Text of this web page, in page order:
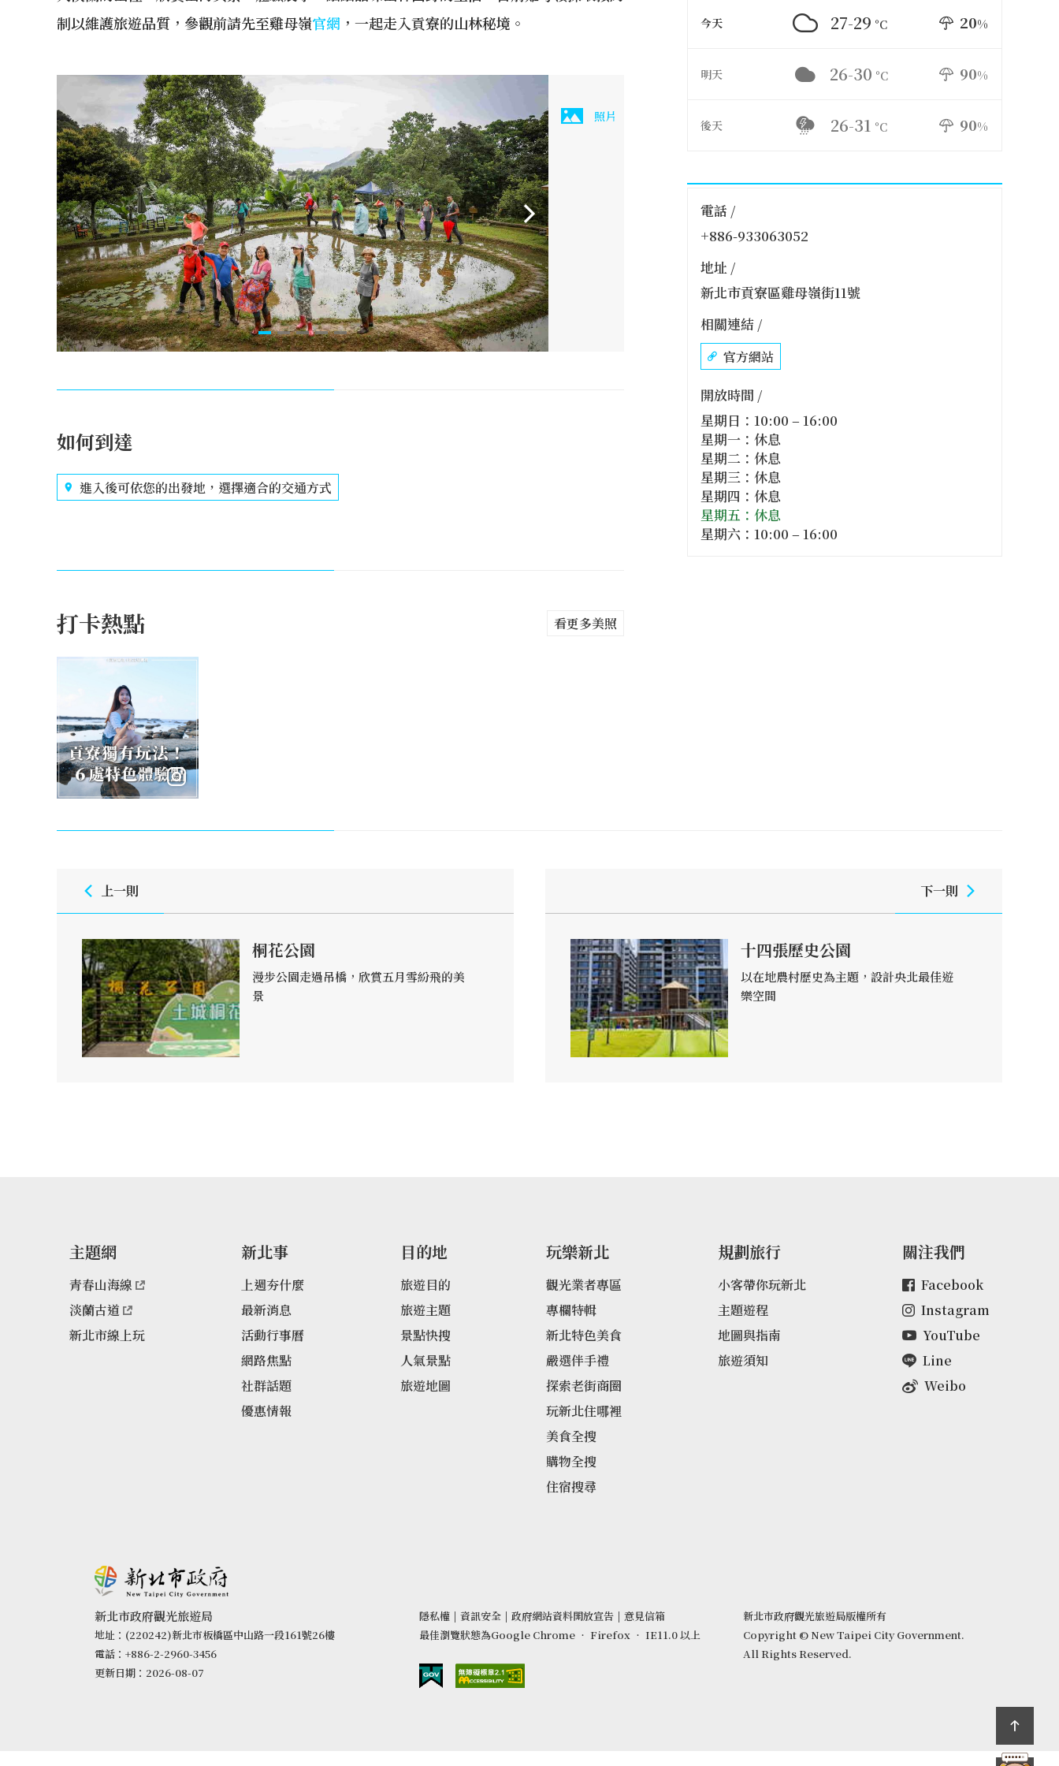
制以維護旅遊品質，參觀前請先至雞母嶺官網 ，一起走入貢寮的山林秘境。
照片
如何到達
進入後可依您的出發地，選擇適合的交通方式
打卡熱點 看更多美照
今天 27-29 °C 20%
明天 26-30 °C 90%
後天 26-31 °C 90%
電話 /
+886-933063052
地址 /
新北市貢寮區雞母嶺街11號
相關連結 /
官方網站
開放時間 /
星期日：10:00 – 16:00
星期一：休息
星期二：休息
星期三：休息
星期四：休息
星期五：休息
星期六：10:00 – 16:00
上一則
桐花公園
漫步公園走過吊橋，欣賞五月雪紛飛的美
景
下一則
十四張歷史公園
以在地農村歷史為主題，設計央北最佳遊
樂空間
主題網
青春山海線
淡蘭古道
新北市線上玩
新北事
上週夯什麼
最新消息
活動行事曆
網路焦點
社群話題
優惠情報
目的地
旅遊目的
旅遊主題
景點快搜
人氣景點
旅遊地圖
玩樂新北
觀光業者專區
專欄特輯
新北特色美食
嚴選伴手禮
探索老街商圈
玩新北住哪裡
美食全搜
購物全搜
住宿搜尋
規劃旅行
小客帶你玩新北
主題遊程
地圖與指南
旅遊須知
關注我們
Facebook
Instagram
YouTube
Line
Weibo
新北市政府觀光旅遊局
地址：(220242)新北市板橋區中山路一段161號26樓
電話：+886-2-2960-3456
更新日期：2026-08-07
隱私權 | 資訊安全 | 政府網站資料開放宣告 | 意見信箱
最佳瀏覽狀態為Google Chrome ‧ Firefox ‧ IE11.0 以上
新北市政府觀光旅遊局版權所有
Copyright © New Taipei City Government.
All Rights Reserved.